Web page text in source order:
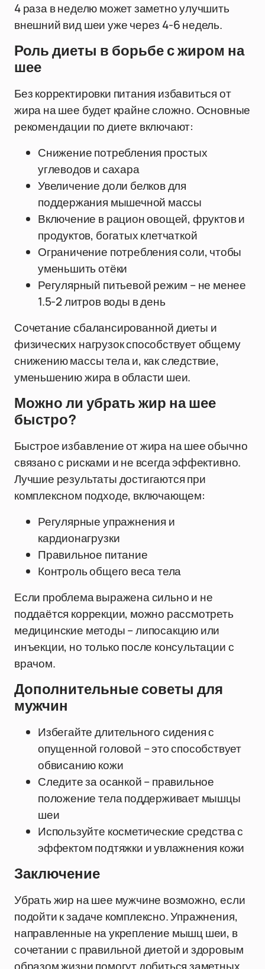
4 раза в неделю может заметно улучшить
внешний вид шеи уже через 4-6 недель.
Роль диеты в борьбе с жиром на
шее
Без корректировки питания избавиться от
жира на шее будет крайне сложно. Основные
рекомендации по диете включают:
Снижение потребления простых
углеводов и сахара
Увеличение доли белков для
поддержания мышечной массы
Включение в рацион овощей, фруктов и
продуктов, богатых клетчаткой
Ограничение потребления соли, чтобы
уменьшить отёки
Регулярный питьевой режим – не менее
1.5-2 литров воды в день
Сочетание сбалансированной диеты и
физических нагрузок способствует общему
снижению массы тела и, как следствие,
уменьшению жира в области шеи.
Можно ли убрать жир на шее
быстро?
Быстрое избавление от жира на шее обычно
связано с рисками и не всегда эффективно.
Лучшие результаты достигаются при
комплексном подходе, включающем:
Регулярные упражнения и
кардионагрузки
Правильное питание
Контроль общего веса тела
Если проблема выражена сильно и не
поддаётся коррекции, можно рассмотреть
медицинские методы – липосакцию или
инъекции, но только после консультации с
врачом.
Дополнительные советы для
мужчин
Избегайте длительного сидения с
опущенной головой – это способствует
обвисанию кожи
Следите за осанкой – правильное
положение тела поддерживает мышцы
шеи
Используйте косметические средства с
эффектом подтяжки и увлажнения кожи
Заключение
Убрать жир на шее мужчине возможно, если
подойти к задаче комплексно. Упражнения,
направленные на укрепление мышц шеи, в
сочетании с правильной диетой и здоровым